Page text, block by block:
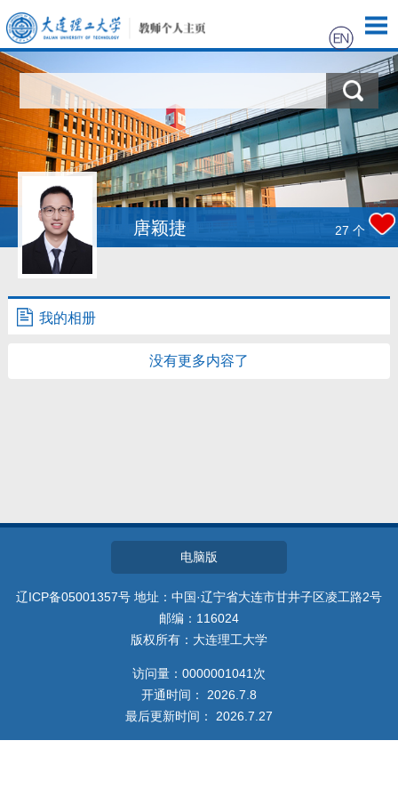
首页
科学研究
教学研究
获奖信息
招生信息
学生信息
唐颖捷 27 个
我的相册
没有更多内容了
电脑版
辽ICP备05001357号 地址：中国·辽宁省大连市甘井子区凌工路2号
邮编：116024
版权所有：大连理工大学
访问量： 0000001041 次
开通时间： 2026 7 8
最后更新时间： 2026 7 27